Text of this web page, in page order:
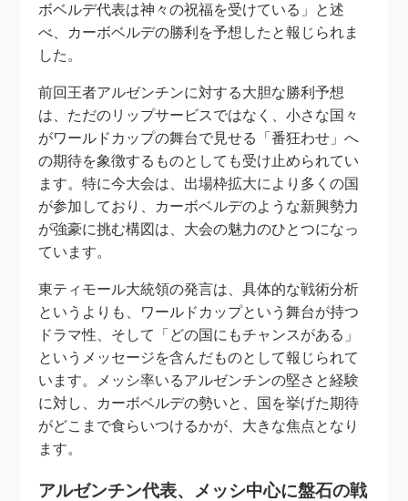
ボベルデ代表は神々の祝福を受けている」と述
べ、カーボベルデの勝利を予想したと報じられま
した。
前回王者アルゼンチンに対する大胆な勝利予想
は、ただのリップサービスではなく、小さな国々
がワールドカップの舞台で見せる「番狂わせ」へ
の期待を象徴するものとしても受け止められてい
ます。特に今大会は、出場枠拡大により多くの国
が参加しており、カーボベルデのような新興勢力
が強豪に挑む構図は、大会の魅力のひとつになっ
ています。
東ティモール大統領の発言は、具体的な戦術分析
というよりも、ワールドカップという舞台が持つ
ドラマ性、そして「どの国にもチャンスがある」
というメッセージを含んだものとして報じられて
います。メッシ率いるアルゼンチンの堅さと経験
に対し、カーボベルデの勢いと、国を挙げた期待
がどこまで食らいつけるかが、大きな焦点となり
ます。
アルゼンチン代表、メッシ中心に盤石の戦